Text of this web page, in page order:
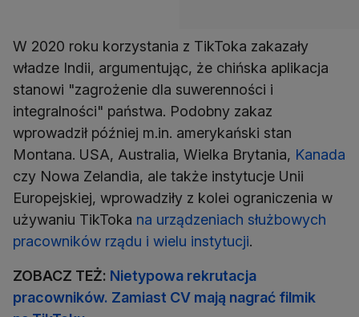
W 2020 roku korzystania z TikToka zakazały
władze Indii, argumentując, że chińska aplikacja
stanowi "zagrożenie dla suwerenności i
integralności" państwa. Podobny zakaz
wprowadził później m.in. amerykański stan
Montana. USA, Australia, Wielka Brytania, Kanada
czy Nowa Zelandia, ale także instytucje Unii
Europejskiej, wprowadziły z kolei ograniczenia w
używaniu TikToka na urządzeniach służbowych
pracowników rządu i wielu instytucji.
ZOBACZ TEŻ: Nietypowa rekrutacja
pracowników. Zamiast CV mają nagrać filmik